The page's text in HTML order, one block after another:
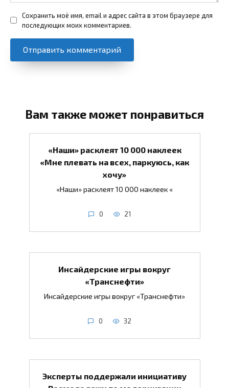
Сохранить моё имя, email и адрес сайта в этом браузере для
последующих моих комментариев.
Вам также может понравиться
«Наши» расклеят 10 000 наклеек
«Мне плевать на всех, паркуюсь, как
хочу»
«Наши» расклеят 10 000 наклеек «
0 21
Инсайдерские игры вокруг
«Транснефти»
Инсайдерские игры вокруг «Транснефти»
0 32
Эксперты поддержали инициативу